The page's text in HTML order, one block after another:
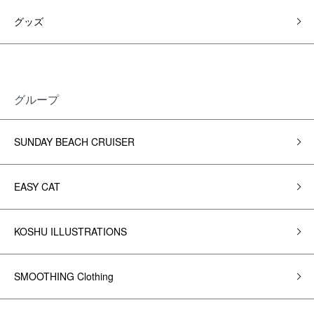
グッズ
グループ
SUNDAY BEACH CRUISER
EASY CAT
KOSHU ILLUSTRATIONS
SMOOTHING Clothing